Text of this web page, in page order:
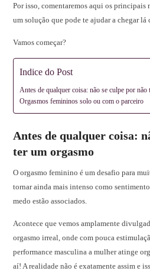
Por isso, comentaremos aqui os principais
um solução que pode te ajudar a chegar lá
Vamos começar?
Indice do Post
Antes de qualquer coisa: não se culpe por não
Orgasmos femininos solo ou com o parceiro
Antes de qualquer coisa:
ter um orgasmo
O orgasmo feminino é um desafio para
tornar ainda mais intenso como
medo estão associados.
Acontece que vemos amplamente
orgasmo irreal, onde com pouca
performance masculina a mulher atinge
aí! A realidade não é exatamente assim e